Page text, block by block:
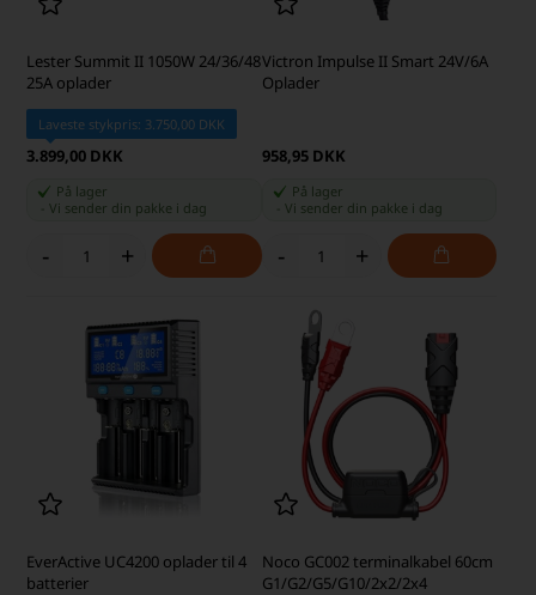
Lester Summit II 1050W 24/36/48
25A oplader
Laveste stykpris: 3.750,00 DKK
3.899,00 DKK
På lager
-Vi sender din pakke i dag
- +
Victron Impulse II Smart 24V/6A
Oplader
958,95 DKK
På lager
Vi sender din pakke i dag
- +
EverActive UC4200 oplader til 4
batterier
Noco GC002 terminalkabel 60cm
G1/G2/G5/G10/2x2/2x4